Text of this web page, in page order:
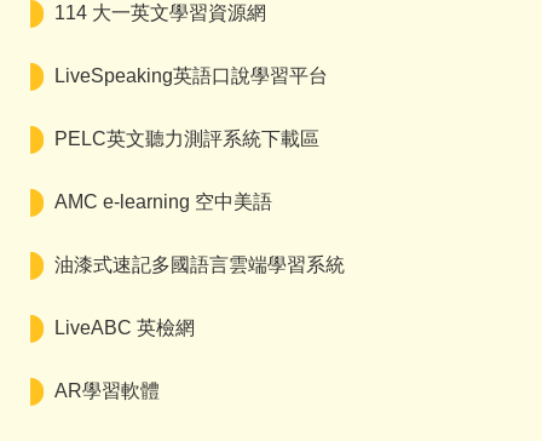
114 大一英文學習資源網
LiveSpeaking英語口說學習平台
PELC英文聽力測評系統下載區
AMC e-learning 空中美語
油漆式速記多國語言雲端學習系統
LiveABC 英檢網
AR學習軟體